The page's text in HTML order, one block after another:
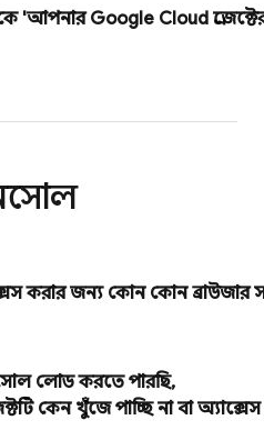
'আপনারGoogle Cloud
করার জন্য কোন কোন ব্রাউজার
লোড করতে পারছি,
কেন খুঁজে পাচ্ছি না বা